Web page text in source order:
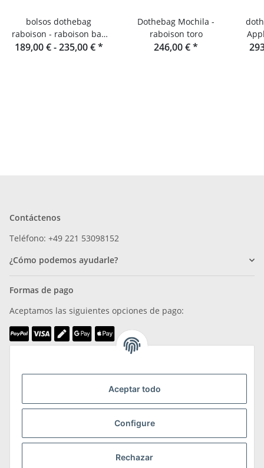
Aceptar todo
Configure
Rechazar
bolsos dothebag
raboison - raboison bag
upend formato vertical
189,00 € -235,00 €*
Dothebag Mochila -
raboison toro
246,00 €*
Contáctenos
Teléfono: +49 221 53098152
¿Cómo podemos ayudarle?
Formas de pago
Aceptamos las siguientes opciones de pago:
Somos miembros de